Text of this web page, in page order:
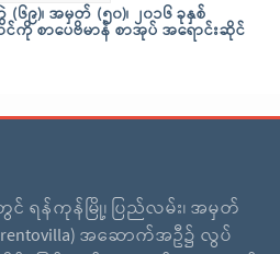
၆၉)၊ အမှတ် (၅၀)၊ ၂၀၁၆ ခုနှစ်
စာပေဗိမာန် စာအုပ် အရောင်းဆိုင်
ရန်ကုန်မြို့၊ ပြည်လမ်း၊ အမှတ်
အဆောက်အဦ၌ လွပ်